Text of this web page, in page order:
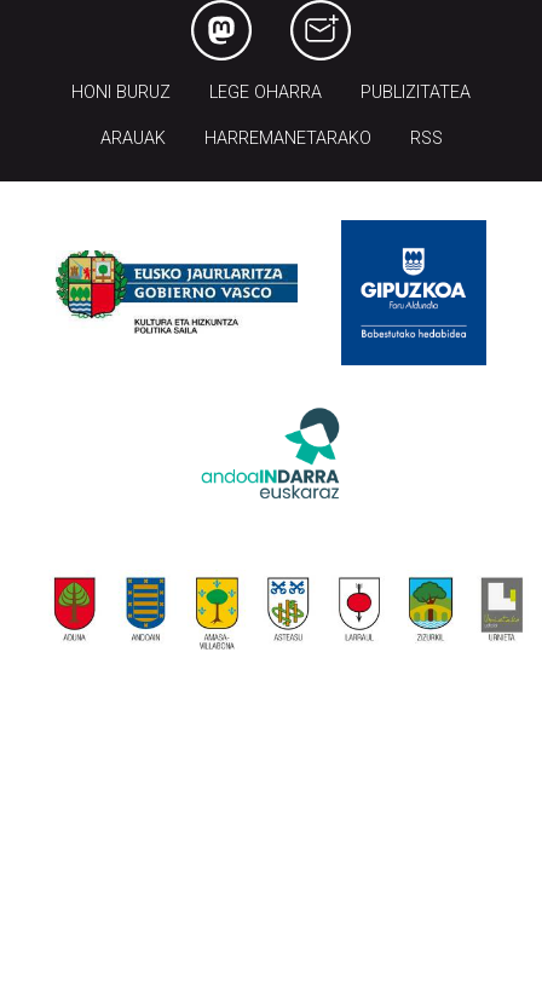
HONI BURUZ LEGE OHARRA PUBLIZITATEA
ARAUAK HARREMANETARAKO RSS